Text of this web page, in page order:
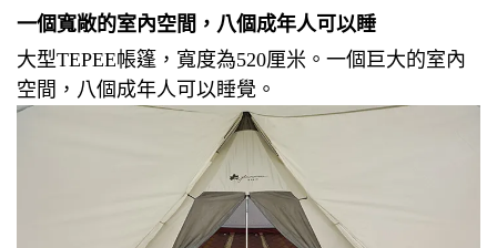
一個寬敞的室內空間，八個成年人可以睡
大型TEPEE帳篷，寬度為520厘米。 一個巨大的室內
空間，八個成年人可以睡覺。